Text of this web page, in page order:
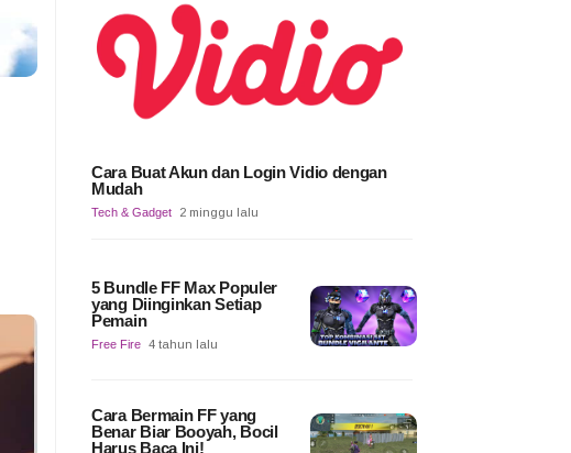
Cara Buat Akun dan Login Vidio dengan
Mudah
Tech & Gadget 2 minggu lalu
5 Bundle FF Max Populer
yang Diinginkan Setiap
Pemain
Free Fire 4 tahun lalu
Cara Bermain FF yang
Benar Biar Booyah, Bocil
Harus Baca Ini!